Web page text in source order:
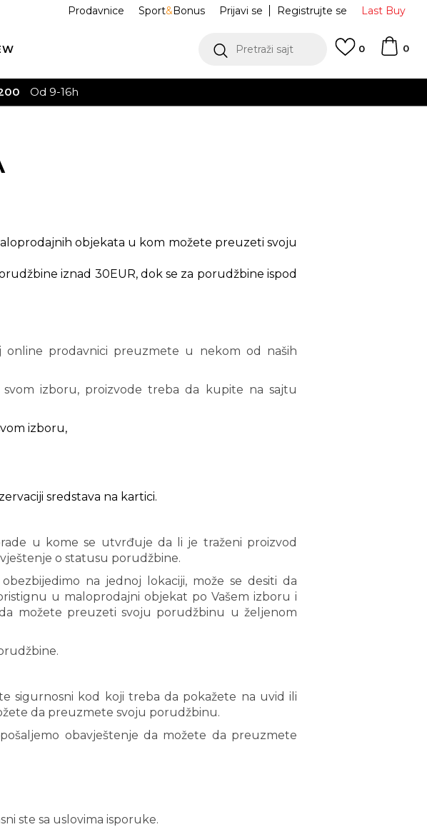
Last Buy
Prijavi se Registrujte se
Prodavnice Sport&Bonus
Pretraži sajt 0
0
Od 9-16h
objekata u kom možete preuzeti svoju
iznad 30EUR, dok se za porudžbine ispod
online prodavnici preuzmete u nekom od naših
izboru, proizvode treba da kupite na sajtu
izboru,
sredstava na kartici.
u kome se utvrđuje da li je traženi proizvod
o statusu porudžbine.
na jednoj lokaciji, može se desiti da
u maloprodajni objekat po Vašem izboru i
možete preuzeti svoju porudžbinu u željenom
sigurnosni kod koji treba da pokažete na uvid ili
da preuzmete svoju porudžbinu.
obavještenje da možete da preuzmete
ste sa uslovima isporuke.